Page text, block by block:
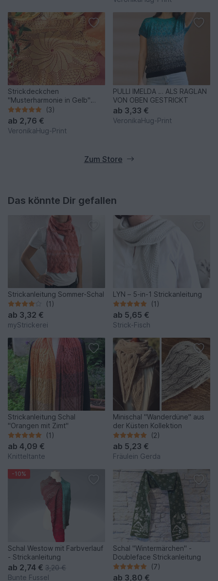
Strickdeckchen
"Musterharmonie in Gelb"
Kunststrickdeckchen
(3)
ab 2,76 €
VeronikaHug-Print
PULLI IMELDA … ALS RAGLAN
VON OBEN GESTRICKT
ab 3,33 €
VeronikaHug-Print
Zum Store
Das könnte Dir gefallen
Strickanleitung Sommer-Schal
(1)
ab 3,32 €
myStrickerei
LYN – 5-in-1 Strickanleitung
(1)
ab 5,65 €
Strick-Fisch
Strickanleitung Schal
"Orangen mit Zimt"
(1)
ab 4,09 €
Knitteltante
Minischal "Wanderdüne" aus
der Küsten Kollektion
(2)
ab 5,23 €
Fräulein Gerda
-10%
Schal Westow mit Farbverlauf
- Strickanleitung
ab 2,74 € 3,20 €
Bunte Fussel
Schal "Wintermärchen" -
Doubleface Strickanleitung
(7)
ab 3,80 €